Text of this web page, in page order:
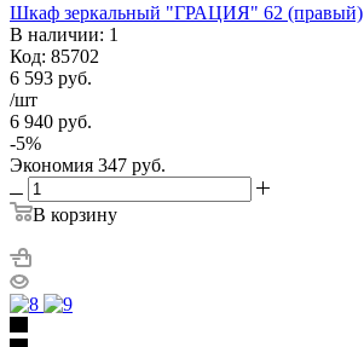
Шкаф зеркальный "ГРАЦИЯ" 62 (правый)
В наличии: 1
Код: 85702
6 593 руб.
/шт
6 940 руб.
-5%
Экономия 347 руб.
В корзину